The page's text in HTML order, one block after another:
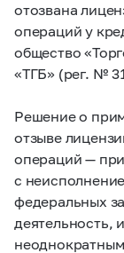
отозвана
операций у
общество
«ТГБ» (рег. №
Решение о
отзыве
операций —
с
федеральных
деятельность,